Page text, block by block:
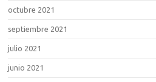
octubre 2021
septiembre 2021
julio 2021
junio 2021